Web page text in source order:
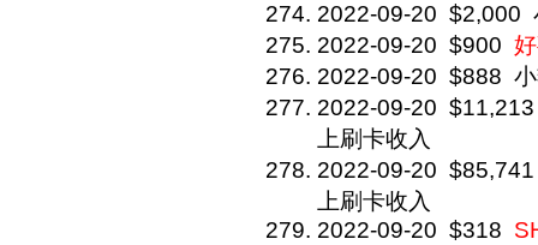
2022-09-20 $2,000
2022-09-20 $900
2022-09-20 $888
2022-09-20 $11,213
上刷卡收入
2022-09-20 $85,741
上刷卡收入
2022-09-20 $318